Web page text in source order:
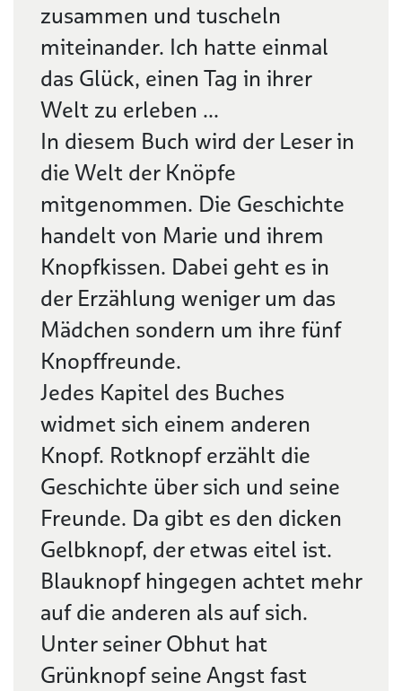
zusammen und tuscheln
miteinander. Ich hatte einmal
das Glück, einen Tag in ihrer
Welt zu erleben ...
In diesem Buch wird der Leser in
die Welt der Knöpfe
mitgenommen. Die Geschichte
handelt von Marie und ihrem
Knopfkissen. Dabei geht es in
der Erzählung weniger um das
Mädchen sondern um ihre fünf
Knopffreunde.
Jedes Kapitel des Buches
widmet sich einem anderen
Knopf. Rotknopf erzählt die
Geschichte über sich und seine
Freunde. Da gibt es den dicken
Gelbknopf, der etwas eitel ist.
Blauknopf hingegen achtet mehr
auf die anderen als auf sich.
Unter seiner Obhut hat
Grünknopf seine Angst fast